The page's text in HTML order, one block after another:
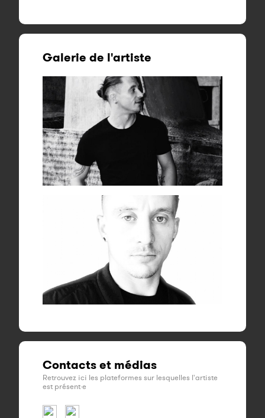
Galerie de l'artiste
Contacts et médias
Retrouvez ici les plateformes sur lesquelles l'artiste
est présent·e